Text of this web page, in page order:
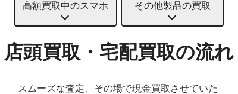
高額買取中のスマホ その他製品の買取
店頭買取・宅配買取の流れ
スムーズな査定、その場で現金買取させていた